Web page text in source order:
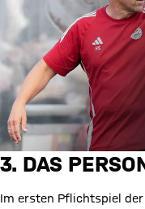
3. DAS
Im ersten Pflichtspiel